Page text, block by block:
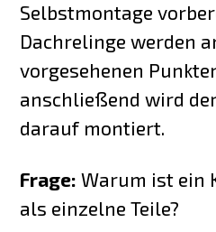
Selbstmontage
Dachrelinge werden
vorgesehenen
anschließend wird
darauf montiert.
Frage: Warum ist ein
als einzelne Teile?